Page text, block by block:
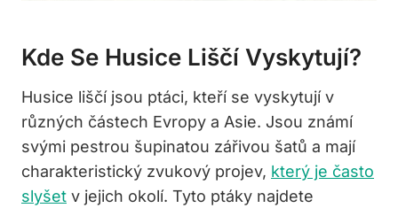
Kde Se⁣ Husice​ Liščí Vyskytují?
Husice liščí jsou ptáci, kteří se vyskytují⁣ v
různých částech Evropy a Asie. Jsou známí
svými pestrou šupinatou ⁢zářivou šatů a mají
⁤charakteristický‌ zvukový ⁤projev, který je často
slyšet v jejich okolí. Tyto ptáky​ najdete